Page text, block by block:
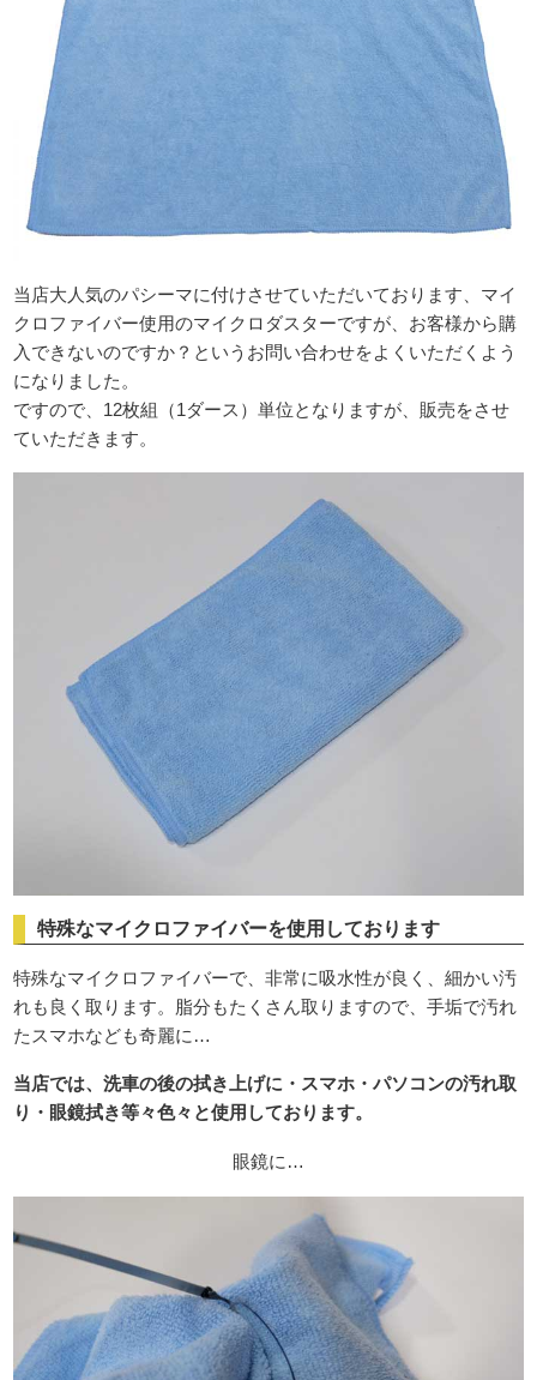
当店大人気のパシーマに付けさせていただいております、マイ
クロファイバー使用のマイクロダスターですが、お客様から購
入できないのですか？というお問い合わせをよくいただくよう
になりました。
ですので、12枚組（1ダース）単位となりますが、販売をさせ
ていただきます。
特殊なマイクロファイバーを使用しております
特殊なマイクロファイバーで、非常に吸水性が良く、細かい汚
れも良く取ります。脂分もたくさん取りますので、手垢で汚れ
たスマホなども奇麗に…
当店では、洗車の後の拭き上げに・スマホ・パソコンの汚れ取
り・眼鏡拭き等々色々と使用しております。
眼鏡に…